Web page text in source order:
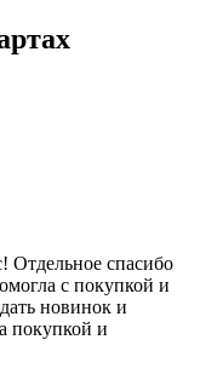
Отдельное спасибо
с покупкой и
новинок и
покупкой и